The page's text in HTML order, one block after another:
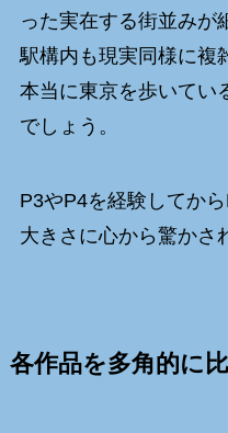
った実在する街並みが
駅構内も現実同様に複
本当に東京を歩いてい
でしょう。
P3やP4を経験してか
大きさに心から驚かさ
各作品を多角的に